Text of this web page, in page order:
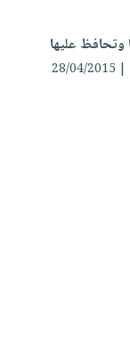
وتحافظ عليها